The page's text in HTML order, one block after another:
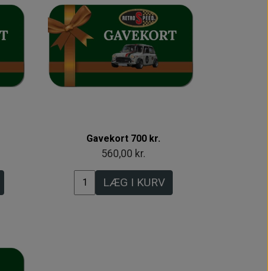
Gavekort 700 kr.
560,00 kr.
LÆG I KURV